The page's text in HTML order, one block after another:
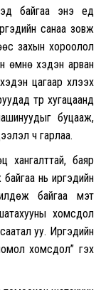
байгаа энэ үед
иргэдийн санаа зовж
захын хороолол
өмнө хэдэн арван
цагаар хүлээх
түр хугацаанд
буцааж,
ч гарлаа.
хангалттай, баяр
байгаа нь иргэдийн
байгаа мэт
хомсдол
саатал уу. Иргэдийн
хомсдол” гэх